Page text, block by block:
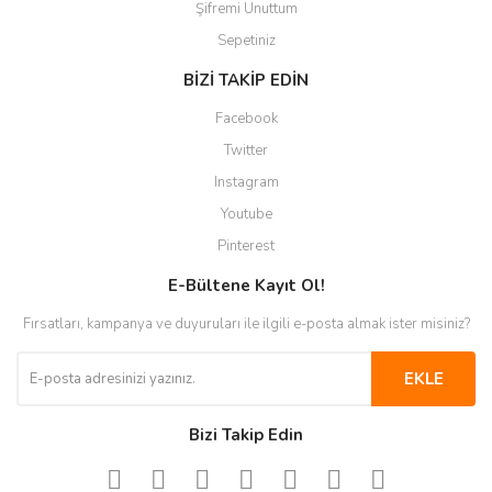
Şifremi Unuttum
Sepetiniz
BİZİ TAKİP EDİN
Facebook
Twitter
Instagram
Youtube
Pinterest
E-Bültene Kayıt Ol!
Fırsatları, kampanya ve duyuruları ile ilgili e-posta almak ister misiniz?
EKLE
Bizi Takip Edin